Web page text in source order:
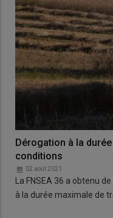
Dérogation à la
conditions
02 août 2021
La FNSEA 36 a obtenu
à la durée maximale de